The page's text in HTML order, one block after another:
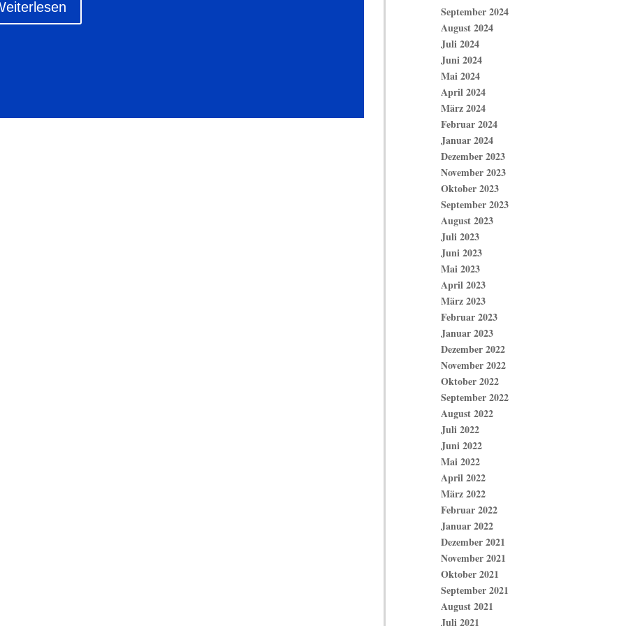
September 2024
August 2024
Juli 2024
Juni 2024
Mai 2024
April 2024
März 2024
Februar 2024
Januar 2024
Dezember 2023
November 2023
Oktober 2023
September 2023
August 2023
Juli 2023
Juni 2023
Mai 2023
April 2023
März 2023
Februar 2023
Januar 2023
Dezember 2022
November 2022
Oktober 2022
September 2022
August 2022
Juli 2022
Juni 2022
Mai 2022
April 2022
März 2022
Februar 2022
Januar 2022
Dezember 2021
November 2021
Oktober 2021
September 2021
August 2021
Juli 2021